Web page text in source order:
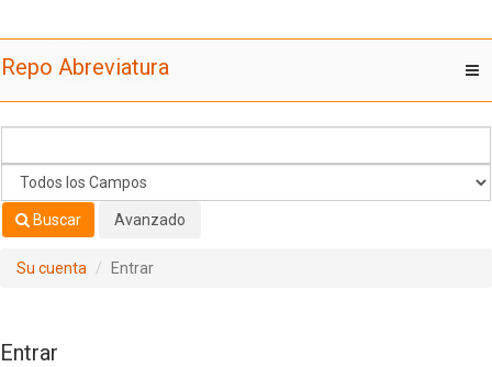
Repo Abreviatura
Buscar Avanzado
Su cuenta Entrar
Entrar